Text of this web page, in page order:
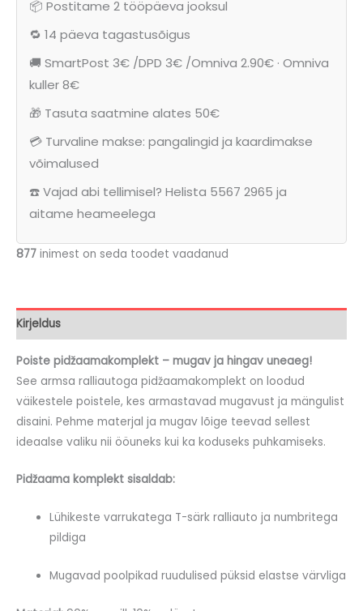
ralliautoga
pidžaama
📦 Postitame 2 tööpäeva jooksul
🔁 14 päeva tagastusõigus
🚚 SmartPost 3€ /DPD 3€ /Omniva 2.90€ · Omniva
kuller 8€
🎁 Tasuta saatmine alates 50€
💳 Turvaline makse: pangalingid ja kaardimakse
võimalused
☎️ Vajad abi tellimisel? Helista 5567 2965 ja
aitame heameelega
877 inimest on seda toodet vaadanud
Kirjeldus
Poiste pidžaamakomplekt – mugav ja hingav uneaeg!
See armsa ralliautoga pidžaamakomplekt on loodud
väikestele poistele, kes armastavad mugavust ja mängulist
disaini. Pehme materjal ja mugav lõige teevad sellest
ideaalse valiku nii ööuneks kui ka koduseks puhkamiseks.
Pidžaama komplekt sisaldab:
Lühikeste varrukatega T-särk ralliauto ja numbritega
pildiga
Mugavad poolpikad ruudulised püksid elastse värvliga